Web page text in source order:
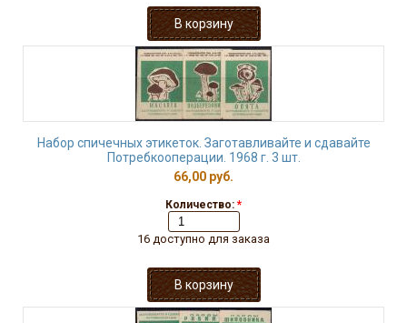
Набор спичечных этикеток. Заготавливайте и сдавайте
Потребкооперации. 1968 г. 3 шт.
66,00 руб.
Количество: *
16 доступно для заказа